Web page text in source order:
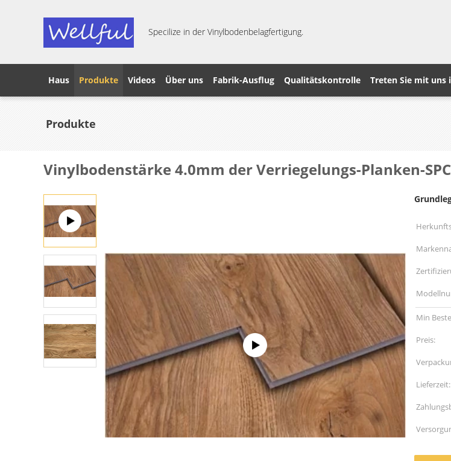
Specilize in der Vinylbodenbelagfertigung.
Haus Produkte Videos Über uns Fabrik-Ausflug Qualitätskontrolle Treten Sie mit uns
Produkte
Vinylbodenstärke 4.0mm der Verriegelungs-Planken-SPC
Min
Preis:
Lieferzeit: